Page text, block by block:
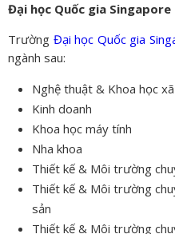
Đại học Quốc gia Singapore
Trường Đại học Quốc gia
ngành sau:
Nghệ thuật & Khoa học
Kinh doanh
Khoa học máy tính
Nha khoa
Thiết kế & Môi trường
Thiết kế & Môi trường
sản
Thiết kế & Môi trường